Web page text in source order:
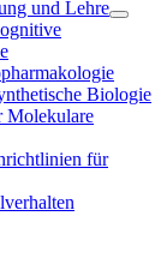
und Lehre
Biologie
Molekulare
für